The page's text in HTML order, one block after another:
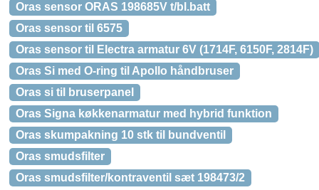
Oras sensor ORAS 198685V t/bl.batt
Oras sensor til 6575
Oras sensor til Electra armatur 6V (1714F, 6150F, 2814F)
Oras Si med O-ring til Apollo håndbruser
Oras si til bruserpanel
Oras Signa køkkenarmatur med hybrid funktion
Oras skumpakning 10 stk til bundventil
Oras smudsfilter
Oras smudsfilter/kontraventil sæt 198473/2